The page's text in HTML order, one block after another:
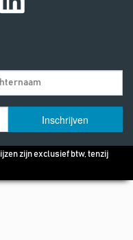
zijn exclusief btw, tenzij